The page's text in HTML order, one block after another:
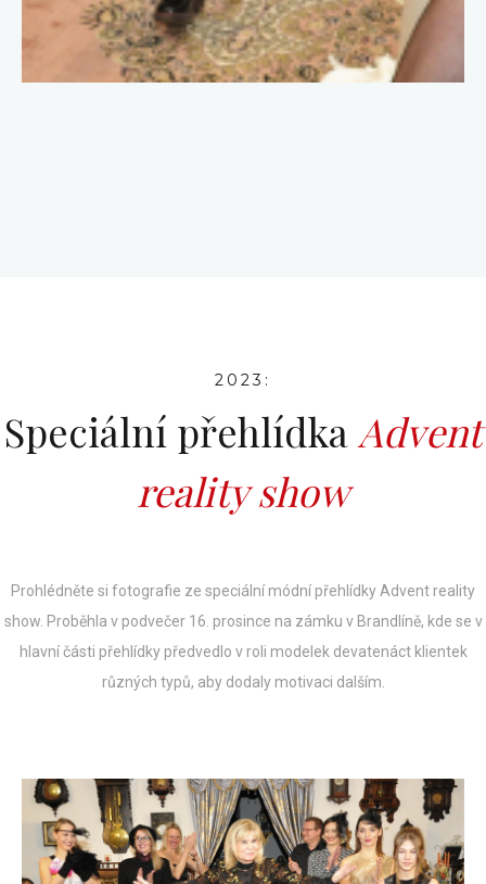
2023:
Speciální přehlídka Advent
reality show
Prohlédněte si fotografie ze speciální módní přehlídky Advent reality
show. Proběhla v podvečer 16. prosince na zámku v Brandlíně, kde se v
hlavní části přehlídky předvedlo v roli modelek devatenáct klientek
různých typů, aby dodaly motivaci dalším.